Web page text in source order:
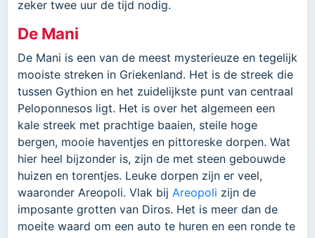
zeker twee uur de tijd nodig.
De Mani
De Mani is een van de meest mysterieuze en tegelijk
mooiste streken in Griekenland. Het is de streek die
tussen Gythion en het zuidelijkste punt van centraal
Peloponnesos ligt. Het is over het algemeen een
kale streek met prachtige baaien, steile hoge
bergen, mooie haventjes en pittoreske dorpen. Wat
hier heel bijzonder is, zijn de met steen gebouwde
huizen en torentjes. Leuke dorpen zijn er veel,
waaronder Areopoli. Vlak bij Areopoli zijn de
imposante grotten van Diros. Het is meer dan de
moeite waard om een auto te huren en een ronde te